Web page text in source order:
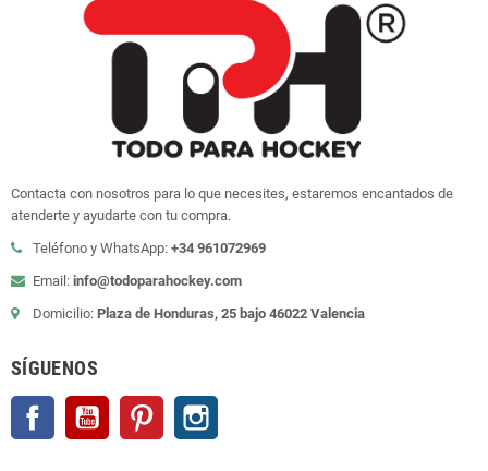
Contacta con nosotros para lo que necesites, estaremos encantados de
atenderte y ayudarte con tu compra.
Teléfono y WhatsApp: +34 961072969
Email: info@todoparahockey.com
Domicilio: Plaza de Honduras, 25 bajo 46022 Valencia
SÍGUENOS
Facebook YouTube Pinterest